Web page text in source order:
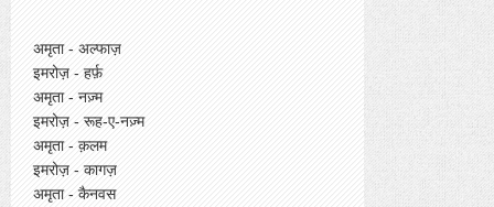
अमृता - अल्फाज़
इमरोज़ - हर्फ़
अमृता - नज़्म
इमरोज़ - रूह-ए-नज़्म
अमृता - क़लम
इमरोज़ - कागज़
अमृता - कैनवस